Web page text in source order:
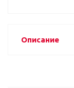
Описание